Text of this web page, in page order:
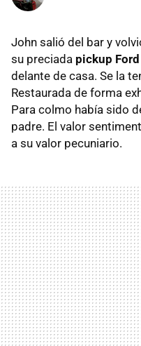
John salió del bar y
su preciada pickup
delante de casa. Se la
Restaurada de forma
Para colmo había sido
padre. El valor
a su valor pecuniario.